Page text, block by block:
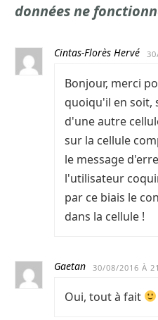
données ne
Cintas-Florès Hervé
Bonjour, merci
quoiqu'il en soit,
d'une autre
sur la cellule
le message
l'utilisateur
par ce biais le
dans la cellule !
Gaetan 30/08/2016 À
Oui, tout à fait